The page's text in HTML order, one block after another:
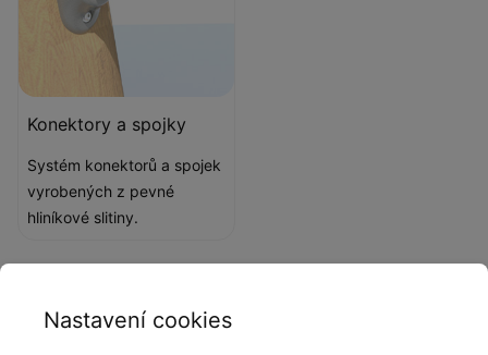
Konektory a spojky
Systém konektorů a spojek
vyrobených z pevné
hliníkové slitiny.
Nastavení cookies